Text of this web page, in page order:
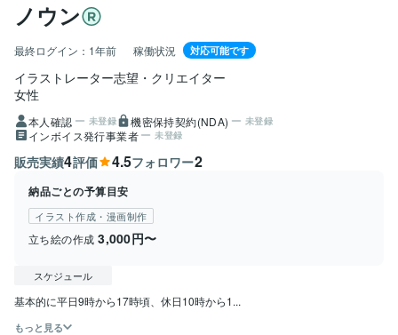
ノウン
最終ログイン： 1年前 稼働状況 対応可能です
イラストレーター志望・クリエイター
女性
本人確認 未登録 機密保持契約(NDA) 未登録
インボイス発行事業者 未登録
販売実績4評価 4.5フォロワー2
納品ごとの予算目安
イラスト作成・漫画制作
立ち絵の作成 3,000円〜
スケジュール
基本的に平日9時から17時頃、休日10時から1...
もっと見る